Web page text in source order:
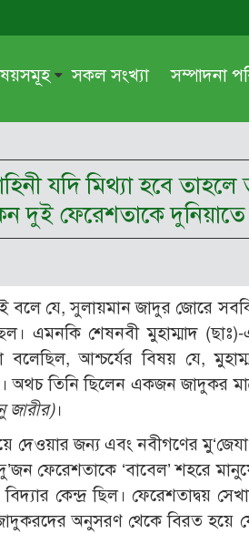
ও সংস্কৃতি
সমাজ
নৈতিকতা
সকল সংখ্যা সম্পাদনা
যদি মিথ্যা হবে তাহলে
দুই ফেরেশতাকে
বলে যে, সুলায়মান জাদুর জোরে
এমনকি শেষনবী মুহাম্মাদ
আশ্চর্যের বিষয় যে,
অথচ তিনি ছিলেন একজন জাদুকর
জারীর)।
দেওয়ার জন্য এবং নবীগণের
ফেরেশতাকে ‘বাবেল’ শহরে
কেন্দ্র ছিল। ফেরেশতাদ্বয়
অনুসরণ থেকে বিরত হয়ে